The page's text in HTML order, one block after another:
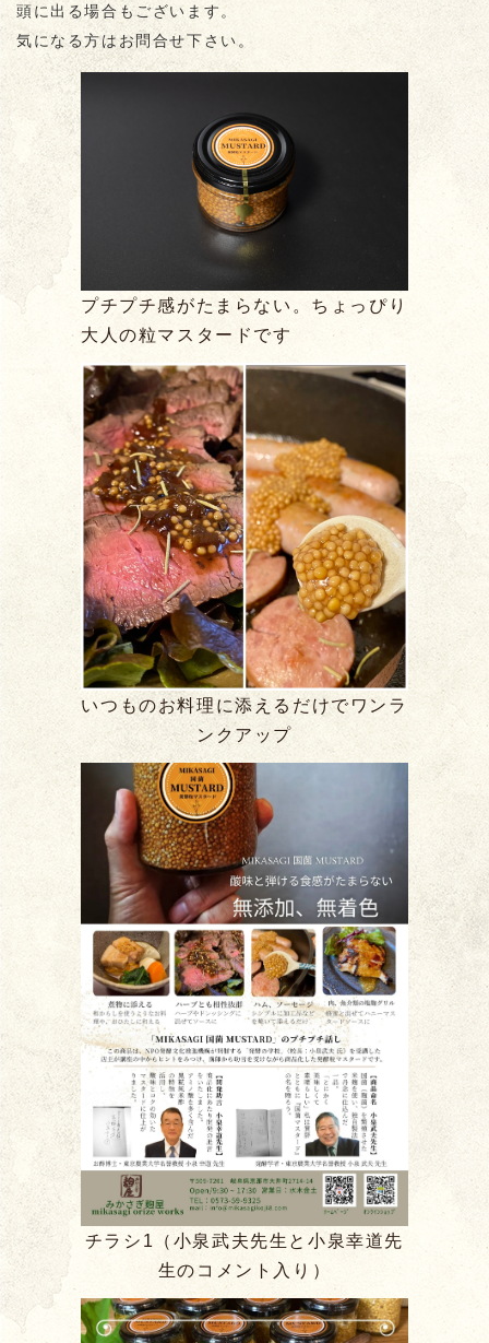
頭に出る場合もございます。
気になる方はお問合せ下さい。
プチプチ感がたまらない。ちょっぴり
大人の粒マスタードです
いつものお料理に添えるだけでワンラ
ンクアップ
チラシ1（小泉武夫先生と小泉幸道先
生のコメント入り）